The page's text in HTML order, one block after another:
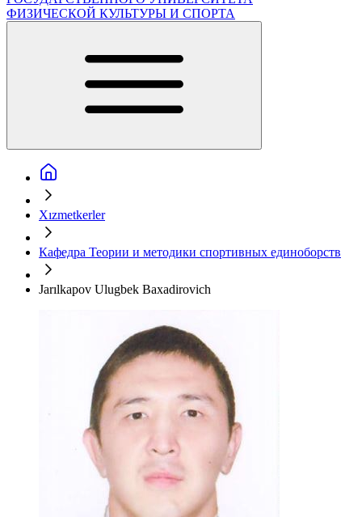
ФИЗИЧЕСКОЙ КУЛЬТУРЫ И СПОРТА
Xızmetkerler
Кафедра Теории и методики спортивных единоборств
Jarılkapov Ulugbek Baxadirovich